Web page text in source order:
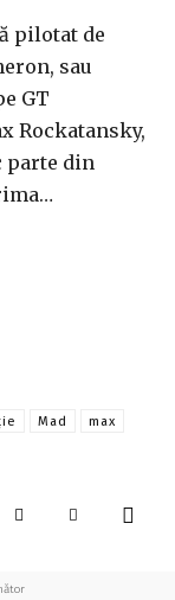
pilotat de
sau
GT
Rockatansky,
parte din
Mad
max